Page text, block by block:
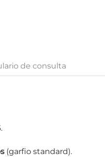
de consulta
(garfio standard).